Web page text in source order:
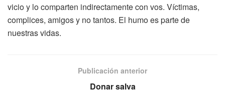
vicio y lo comparten indirectamente con vos. Víctimas,
complices, amigos y no tantos. El humo es parte de
nuestras vidas.
Publicación anterior
Donar salva